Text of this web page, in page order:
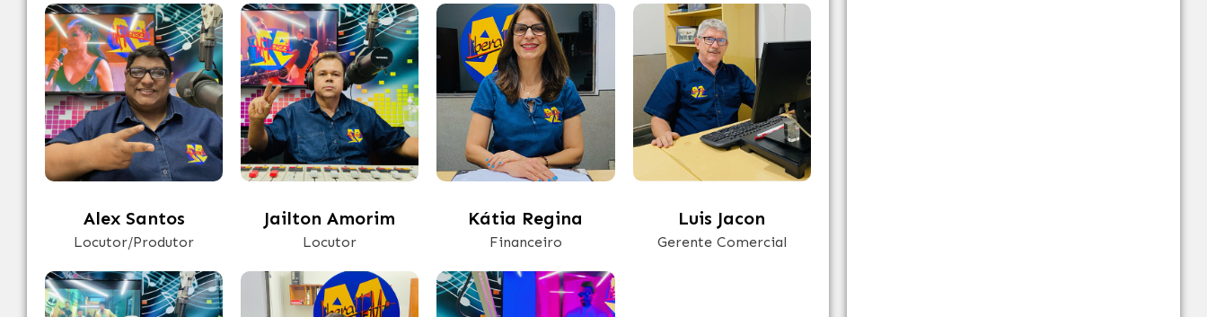
Alex Santos
Locutor/Produtor
Jailton Amorim
Locutor
Kátia Regina
Financeiro
Luis Jacon
Gerente Comercial